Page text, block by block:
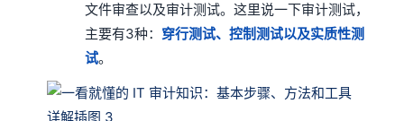
文件审查以及审计测试。这里说一下审计测试，
主要有3种：穿行测试、控制测试以及实质性测
试。